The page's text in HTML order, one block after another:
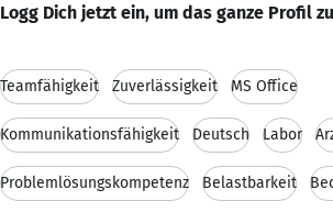
Logg Dich jetzt ein, um das ganze Profil
Teamfähigkeit Zuverlässigkeit MS Office
Kommunikationsfähigkeit Deutsch Labor
Problemlösungskompetenz Belastbarkeit